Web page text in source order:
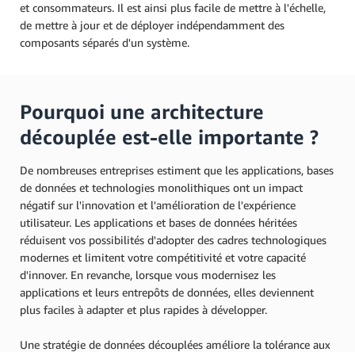
et consommateurs. Il est ainsi plus facile de mettre à l'échelle,
de mettre à jour et de déployer indépendamment des
composants séparés d'un système.
Pourquoi une architecture
découplée est-elle importante ?
De nombreuses entreprises estiment que les applications, bases
de données et technologies monolithiques ont un impact
négatif sur l'innovation et l'amélioration de l'expérience
utilisateur. Les applications et bases de données héritées
réduisent vos possibilités d'adopter des cadres technologiques
modernes et limitent votre compétitivité et votre capacité
d'innover. En revanche, lorsque vous modernisez les
applications et leurs entrepôts de données, elles deviennent
plus faciles à adapter et plus rapides à développer.
Une stratégie de données découplées améliore la tolérance aux